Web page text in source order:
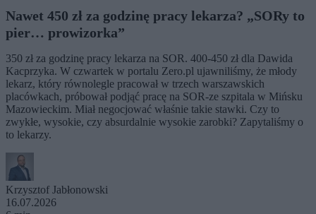
Nawet 450 zł za godzinę pracy lekarza? „SORy to
pier… prowizorka”
350 zł za godzinę pracy lekarza na SOR. 400-450 zł dla Dawida
Kacprzyka. W czwartek w portalu Zero.pl ujawniliśmy, że młody
lekarz, który równolegle pracował w trzech warszawskich
placówkach, próbował podjąć pracę na SOR-ze szpitala w Mińsku
Mazowieckim. Miał negocjować właśnie takie stawki. Czy to
zwykłe, wysokie, czy absurdalnie wysokie zarobki? Zapytaliśmy o
to lekarzy.
Krzysztof Jabłonowski
16.07.2026